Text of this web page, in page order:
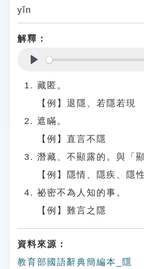
yǐn
解釋：
藏匿。
【例】退隱、若隱若現
遮瞞。
【例】直言不隱
潛藏、不顯露的。與「
【例】隱情、隱疾、隱性
祕密不為人知的事。
【例】難言之隱
資料來源：
教育部國語辭典簡編本_隱